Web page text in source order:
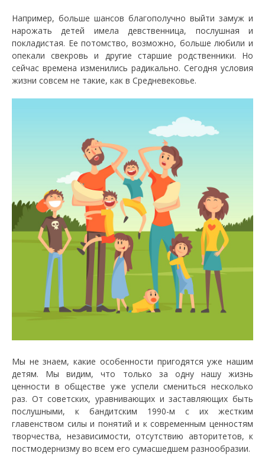
Например, больше шансов благополучно выйти замуж и
нарожать детей имела девственница, послушная и
покладистая. Ее потомство, возможно, больше любили и
опекали свекровь и другие старшие родственники. Но
сейчас времена изменились радикально. Сегодня условия
жизни совсем не такие, как в Средневековье.
Мы не знаем, какие особенности пригодятся уже нашим
детям. Мы видим, что только за одну нашу жизнь
ценности в обществе уже успели смениться несколько
раз. От советских, уравнивающих и заставляющих быть
послушными, к бандитским 1990-м с их жестким
главенством силы и понятий и к современным ценностям
творчества, независимости, отсутствию авторитетов, к
постмодернизму во всем его сумасшедшем разнообразии.